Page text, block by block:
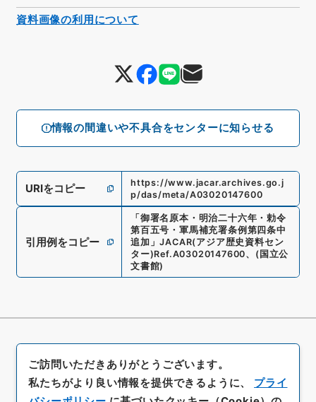
情報の間違いや不具合をセンターに知らせる
URIをコピー
https://www.jacar.archives.go.j
p/das/meta/A03020147600
引用例をコピー
「 御署名原本・明治二十六年・勅令
第百五号・軍馬補充署条例第四条中
追加 」JACAR(アジア歴史資料セン
ター)Ref.A03020147600、 ( 国立公
文書館)
資料画像の利用について
ご訪問いただきありがとうございます。
私たちがより良い情報を提供できるように、 プライ